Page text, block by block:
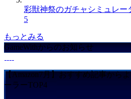
彩獣神祭のガチャシミュレー
5
もっとみる
GameWithからのお知らせ
【Amazon7月】おすすめ記事から
ーラーTOP4